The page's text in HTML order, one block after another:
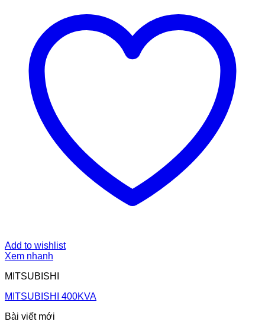
Add to wishlist
Xem nhanh
MITSUBISHI
MITSUBISHI 400KVA
Bài viết mới